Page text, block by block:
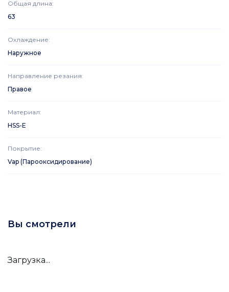
Общая длина:
63
Охлаждение:
Наружное
Направление резания:
Правое
Материал:
HSS-E
Покрытие:
Vap (Парооксидирование)
Вы смотрели
Загрузка...